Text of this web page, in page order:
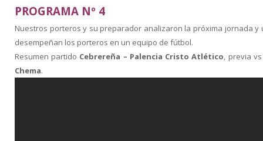
PROGRAMA Nº 4
Nuestros porteros y su preparador analizaron la próxima jornada
desempeñan los porteros en un equipo de fútbol.
Resumen partido Cebrereña – Palencia Cristo Atlético, previa
Chema.